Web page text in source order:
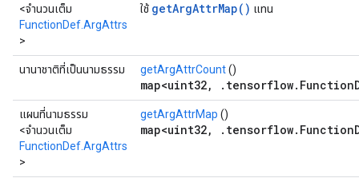
<จำนวนเต็ม
FunctionDef.ArgAttrs
>
ใช้ getArgAttrMap() แทน
นานาชาติที่เป็นนามธรรม getArgAttrCount()
map<uint32,
แผนที่นามธรรม
<จำนวนเต็ม
FunctionDef.ArgAttrs
>
getArgAttrMap ()
map<uint32,